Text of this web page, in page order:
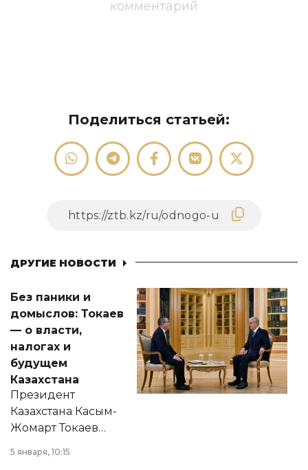
комментарий
Поделиться статьей:
ДРУГИЕ НОВОСТИ
Без паники и
домыслов: Токаев
— о власти,
налогах и
будущем
Казахстана
Президент
Казахстана Касым-
Жомарт Токаев
сразу несколько
5 января, 10:15